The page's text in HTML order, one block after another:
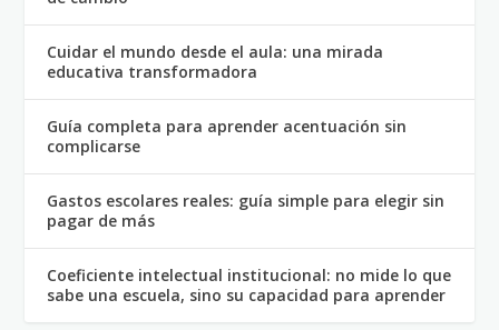
Cuidar el mundo desde el aula: una mirada
educativa transformadora
Guía completa para aprender acentuación sin
complicarse
Gastos escolares reales: guía simple para elegir sin
pagar de más
Coeficiente intelectual institucional: no mide lo que
sabe una escuela, sino su capacidad para aprender